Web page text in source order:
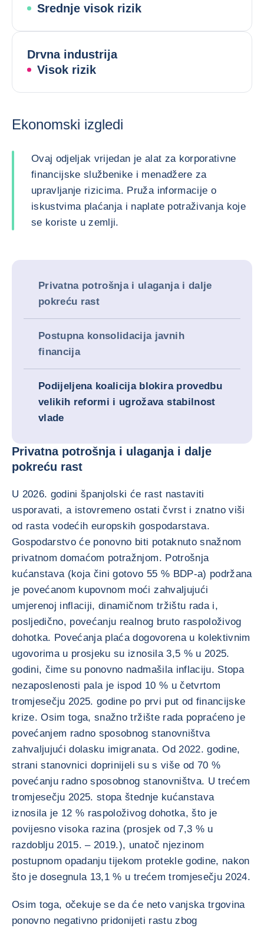
Srednje visok rizik
Drvna industrija
Visok rizik
Ekonomski izgledi
Ovaj odjeljak vrijedan je alat za korporativne
financijske službenike i menadžere za
upravljanje rizicima. Pruža informacije o
iskustvima plaćanja i naplate potraživanja koje
se koriste u zemlji.
Privatna potrošnja i ulaganja i dalje
pokreću rast
Postupna konsolidacija javnih
financija
Podijeljena koalicija blokira provedbu
velikih reformi i ugrožava stabilnost
vlade
Privatna potrošnja i ulaganja i dalje
pokreću rast
U 2026. godini španjolski će rast nastaviti
usporavati, a istovremeno ostati čvrst i znatno viši
od rasta vodećih europskih gospodarstava.
Gospodarstvo će ponovno biti potaknuto snažnom
privatnom domaćom potražnjom. Potrošnja
kućanstava (koja čini gotovo 55 % BDP-a) podržana
je povećanom kupovnom moći zahvaljujući
umjerenoj inflaciji, dinamičnom tržištu rada i,
posljedično, povećanju realnog bruto raspoloživog
dohotka. Povećanja plaća dogovorena u kolektivnim
ugovorima u prosjeku su iznosila 3,5 % u 2025.
godini, čime su ponovno nadmašila inflaciju. Stopa
nezaposlenosti pala je ispod 10 % u četvrtom
tromjesečju 2025. godine po prvi put od financijske
krize. Osim toga, snažno tržište rada popraćeno je
povećanjem radno sposobnog stanovništva
zahvaljujući dolasku imigranata. Od 2022. godine,
strani stanovnici doprinijeli su s više od 70 %
povećanju radno sposobnog stanovništva. U trećem
tromjesečju 2025. stopa štednje kućanstava
iznosila je 12 % raspoloživog dohotka, što je
povijesno visoka razina (prosjek od 7,3 % u
razdoblju 2015. – 2019.), unatoč njezinom
postupnom opadanju tijekom protekle godine, nakon
što je dosegnula 13,1 % u trećem tromjesečju 2024.
Osim toga, očekuje se da će neto vanjska trgovina
ponovno negativno pridonijeti rastu zbog